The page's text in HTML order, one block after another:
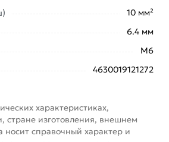
Вами для согласования условий
Перед оформлением
ознакомиться с
и отзывами.
сертифицирован,
10 мм²
6.4 мм
М6
4630019121272
характеристиках,
стране изготовления, внешнем
носит справочный характер и